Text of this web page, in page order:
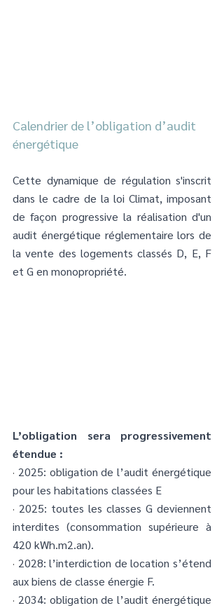
Calendrier de l’obligation d’audit
énergétique
Cette dynamique de régulation s'inscrit
dans le cadre de la loi Climat, imposant
de façon progressive la réalisation d'un
audit énergétique réglementaire lors de
la vente des logements classés D, E, F
et G en monopropriété.
L’obligation sera progressivement
étendue :
· 2025: obligation de l’audit énergétique
pour les habitations classées E
· 2025: toutes les classes G deviennent
interdites (consommation supérieure à
420 kWh.m2.an).
· 2028: l’interdiction de location s’étend
aux biens de classe énergie F.
· 2034: obligation de l’audit énergétique